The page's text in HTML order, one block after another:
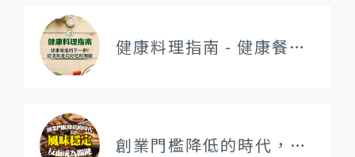
健康料理指南 - 健康餐盒的下一步：從清爽走向好吃的關鍵
創業門檻降低的時代，風味穩定反而成為關鍵